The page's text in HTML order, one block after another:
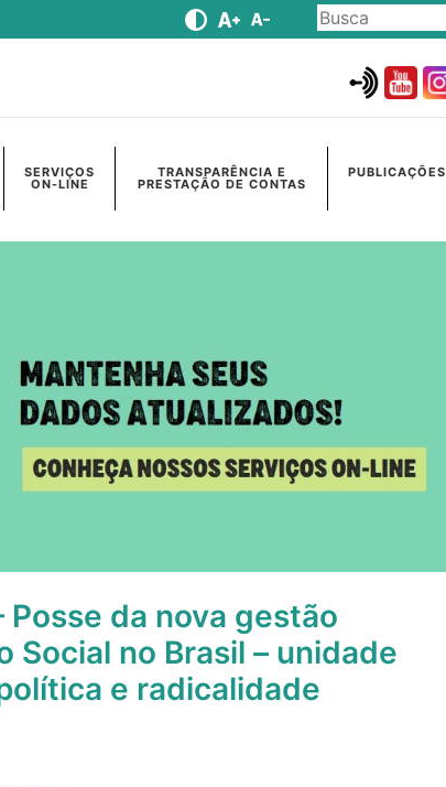
SERVIÇOS
ON-LINE
TRANSPARÊNCIA E
PRESTAÇÃO DE CONTAS
PUBLICAÇÕES
Posse da nova gestão
no Brasil – unidade
e radicalidade